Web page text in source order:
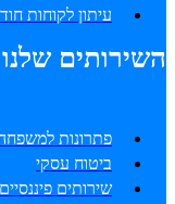
עיתון לקוחות
השירותים שלנו
פתרונות
ביטוח עסקי
שירותים פיננסיים